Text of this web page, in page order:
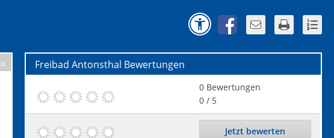
Freibad Antonsthal Bewertungen
0 Bewertungen
0 / 5
Jetzt bewerten